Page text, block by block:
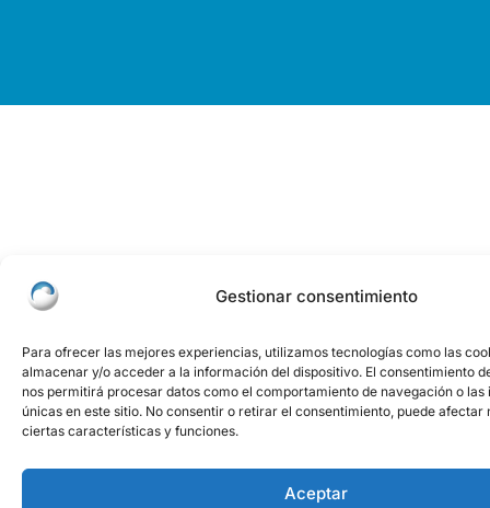
Gestionar consentimiento
Para ofrecer las mejores experiencias, utilizamos tecnologías como las
almacenar y/o acceder a la información del dispositivo. El consentimiento
nos permitirá procesar datos como el comportamiento de navegación o
únicas en este sitio. No consentir o retirar el consentimiento, puede afectar
ciertas características y funciones.
Aceptar